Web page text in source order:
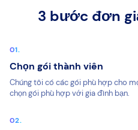
3 bước đơn
Chọn gói thành viên
Chúng tôi có các gói phù hợp cho
chọn gói phù hợp với gia đình bạn.